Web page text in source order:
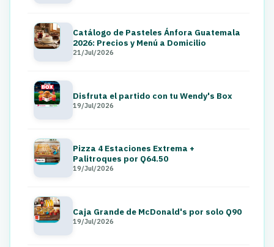
Catálogo de Pasteles Ánfora Guatemala
2026: Precios y Menú a Domicilio
21/Jul/2026
Disfruta el partido con tu Wendy's Box
19/Jul/2026
Pizza 4 Estaciones Extrema +
Palitroques por Q64.50
19/Jul/2026
Caja Grande de McDonald's por solo Q90
19/Jul/2026